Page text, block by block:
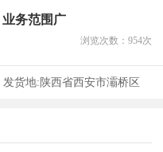
务范围广
浏览次数： 954次
发货地:陕西省西安市灞桥区